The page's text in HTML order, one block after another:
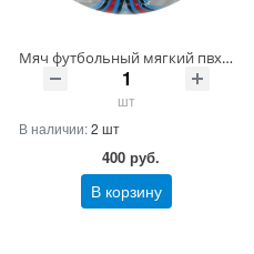
Мяч футбольный мягкий пвх 1 слой, 5 р., камера рез., маш.обр. NEXT Артикул SC-1FPVC350-SIL (50) ШтрихКод 4660254415782
шт
В наличии:2 шт
400 руб.
В корзину